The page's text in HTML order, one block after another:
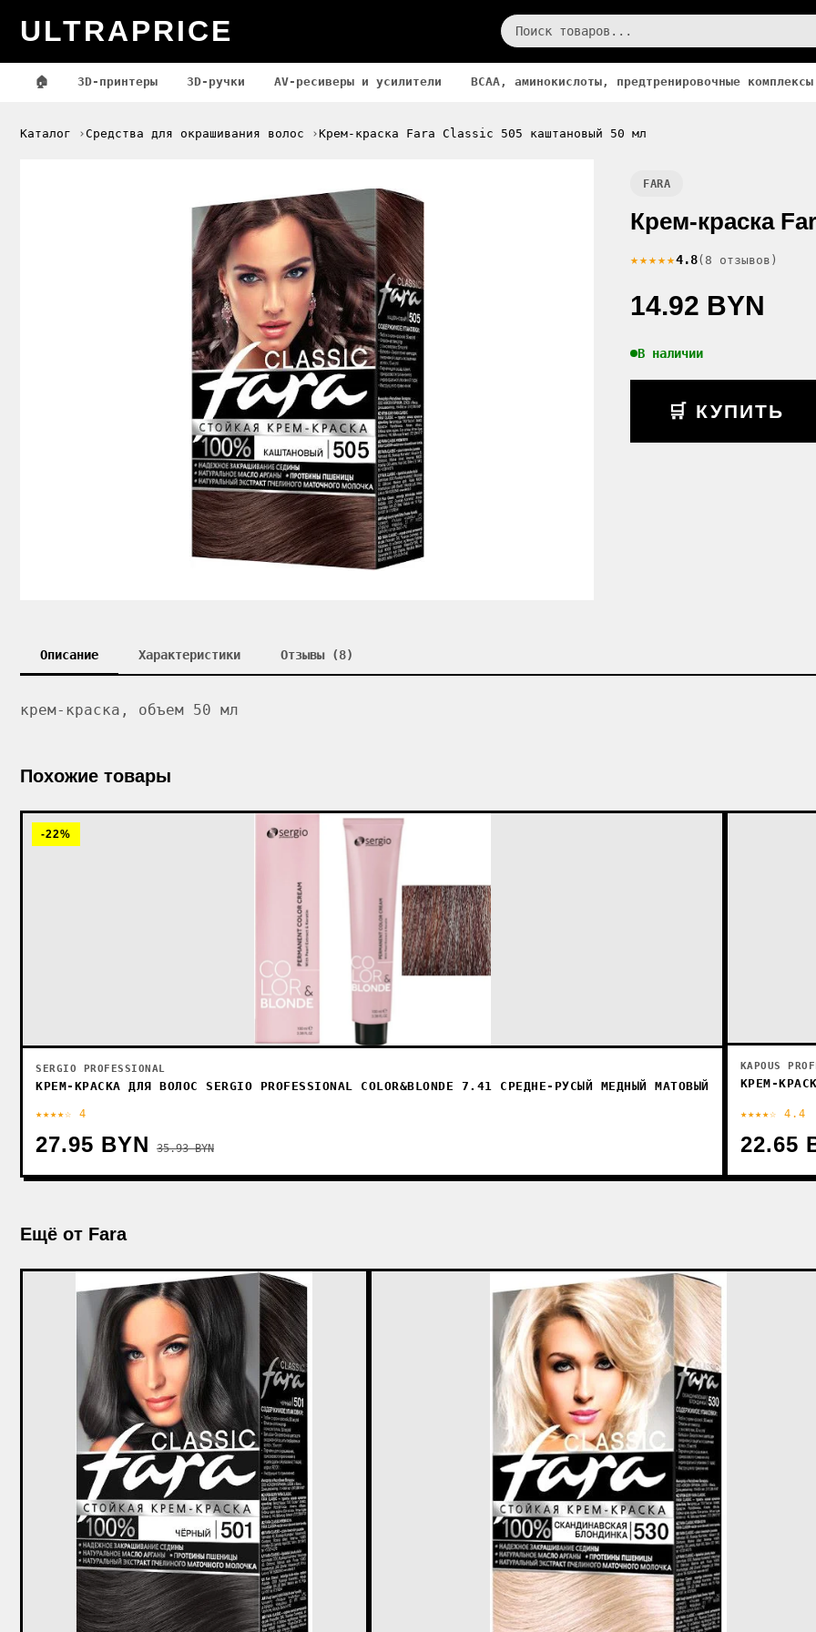
ULTRAPRICE
🏠 3D-принтеры 3D-ручки AV-ресиверы и усилители BCAA, аминокислоты, предтренировочные
Каталог Средства для окрашивания волос Крем-краска Fara Classic 505 каштановый 50 мл
FARA
Крем-краска
★★★★★4.8(8 отзывов)
14.92 BYN
В наличии
🛒 КУПИТЬ
Описание Характеристики Отзывы (8)
крем-краска, объем 50 мл
Похожие товары
-22%
SERGIO PROFESSIONAL
КРЕМ-КРАСКА ДЛЯ ВОЛОС SERGIO PROFESSIONAL COLOR&BLONDE 7.41 СРЕДНЕ-РУСЫЙ МЕДНЫЙ МАТОВЫЙ
★★★★☆ 4
27.95 BYN 35.93 BYN
KAPOUS
КРЕМ-
★★★★☆ 4.4
22.65
Ещё от Fara